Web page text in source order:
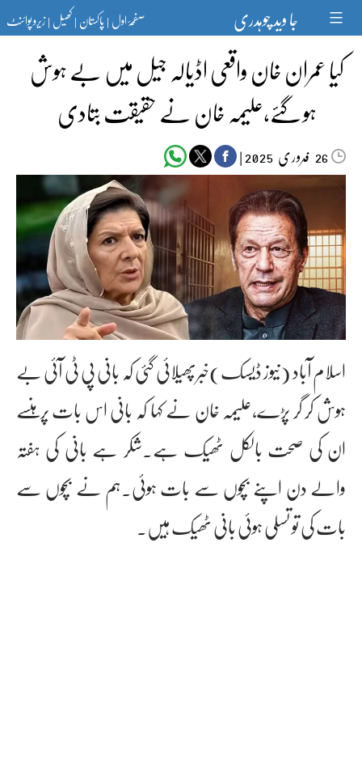
content جا وید چوہدری صفحۂ اول|پاکستان|کھیل|زیرو پوائنٹ
کیا عمران خان واقعی اڈیالہ جیل میں بے ہوش
ہو گئے،علیمہ خان نے حقیقت بتادی
26فروری‬‮ |
اسلام آباد (نیوز ڈیسک)خبرپھیلائی گئی کہ بانی پی ٹی آئی بے
ہوش کر گر پڑے،علیمہ خان نے کہا کہ بانی اس بات پر ہنسے
ان کی صحت بالکل ٹھیک ہے۔شکر ہے بانی کی ہفتہ
والے دن اپنے بچوں سے بات ہوئی۔ہم نے بچوں سے
بات کی تو تسلی ہوئی بانی ٹھیک ہیں۔